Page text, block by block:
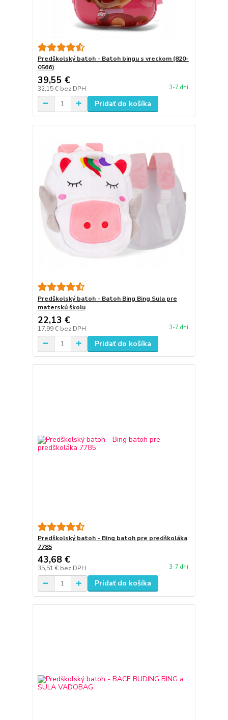
Predškolský batoh - Batoh bingu s vreckom (820-
0566)
39,55 €
32,15 € bez DPH 3-7 dní
Pridať do košíka
Predškolský batoh - Batoh Bing Bing Sula pre
materskú školu
22,13 €
17,99 € bez DPH 3-7 dní
Pridať do košíka
Predškolský batoh - Bing batoh pre predškoláka
7785
43,68 €
35,51 € bez DPH 3-7 dní
Pridať do košíka